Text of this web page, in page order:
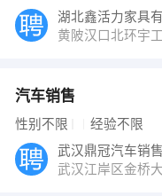
【大冶祺
湖北鑫活力家具
黄陂汉口北环宇
汽车销售
性别不限 经验不限
武汉鼎冠汽车销
武汉江岸区金桥